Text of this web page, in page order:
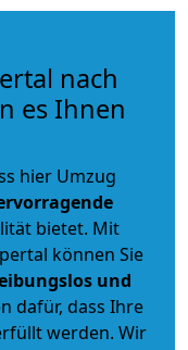
nach
es Ihnen
hier Umzug
bietet. Mit
können Sie
und
dafür, dass Ihre
werden. Wir